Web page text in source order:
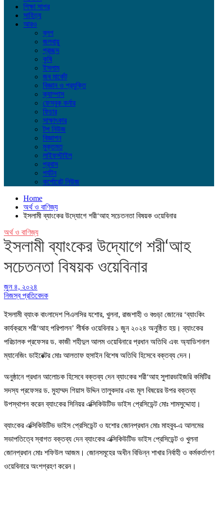
শিক্ষা সাগর
সাহিত্য
আরও
ব্লগ
জলবায়ু
প্রচ্ছদ
কৃষি
ইসলাম
জব মার্কেট
বিজ্ঞান ও প্রযুক্তি
ক্যাম্পাস
ফেসবুক কর্নার
ফিচার
সাক্ষাৎকার
টপ নিউজ
বিজ্ঞাপন
মুক্তমত
লাইফস্টাইল
প্রবাস
পর্যটন
কর্পোরেট নিউজ
Home
অর্থ ও বাণিজ্য
ইসলামী ব্যাংকের উদ্যোগে শরী‘আহ সচেতনতা বিষয়ক ওয়েবিনার
অর্থ ও বাণিজ্য
ইসলামী ব্যাংকের উদ্যোগে শরী‘আহ
সচেতনতা বিষয়ক ওয়েবিনার
জুন ৪, ২০২৪
নিজস্ব প্রতিবেদক
ইসলামী ব্যাংক বাংলাদেশ পিএলসির যশোর, খুলনা, রাজশাহী ও বগুড়া জোনের ‘ব্যাংকিং
কার্যক্রমে শরী‘আহ পরিপালন’ শীর্ষক ওয়েবিনার ১ জুন ২০২৪ অনুষ্ঠিত হয়। ব্যাংকের
পরিচালক প্রফেসর ড. কাজী শহীদুল আলম ওয়েবিনারে প্রধান অতিথি এবং অ্যাডিশনাল
ম্যানেজিং ডাইরেক্টর মোঃ আলতাফ হুসাইন বিশেষ অতিথি হিসেবে বক্তব্য দেন।
অনুষ্ঠানে প্রধান আলোচক হিসেবে বক্তব্য দেন ব্যাংকের শরী‘আহ সুপারভাইজরি কমিটির
সদস্য প্রফেসর ড. মুহাম্মদ গিয়াস উদ্দিন তালুকদার এবং মূল বিষয়ের উপর বক্তব্য
উপস্থাপন করেন ব্যাংকের সিনিয়র এক্সিকিউটিভ ভাইস প্রেসিডেন্ট মোঃ শামসুদ্দোহা।
ব্যাংকের এক্সিকিউটিভ ভাইস প্রেসিডেন্ট ও যশোর জোনপ্রধান মোঃ মাহবুব-এ আলমের
সভাপতিত্বে স্বাগত বক্তব্য দেন ব্যাংকের এক্সিকিউটিভ ভাইস প্রেসিডেন্ট ও খুলনা
জোনপ্রধান মোঃ শফিউল আজম। জোনসমূহের অধীন বিভিন্ন শাখার নির্বাহী ও কর্মকর্তাগণ
ওয়েবিনারে অংশগ্রহণ করেন।